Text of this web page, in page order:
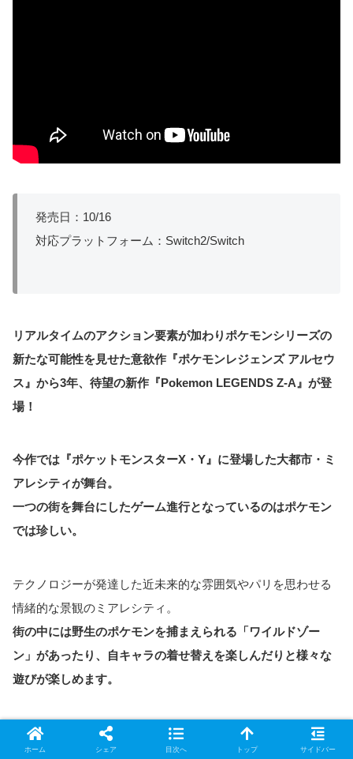
発売日：10/16
対応プラットフォーム：Switch2/Switch
リアルタイムのアクション要素が加わりポケモンシリーズの
新たな可能性を見せた意欲作『ポケモンレジェンズ アルセウ
ス』から3年、待望の新作『Pokemon LEGENDS Z-A』が登
場！
今作では『ポケットモンスターX・Y』に登場した大都市・ミ
アレシティが舞台。
一つの街を舞台にしたゲーム進行となっているのはポケモン
では珍しい。
テクノロジーが発達した近未来的な雰囲気やパリを思わせる
情緒的な景観のミアレシティ。
街の中には野生のポケモンを捕まえられる「ワイルドゾー
ン」があったり、自キャラの着せ替えを楽しんだりと様々な
遊びが楽しめます。
しかし夜になると雰囲気が一変！
ホーム シェア 目次へ トップ サイドバー